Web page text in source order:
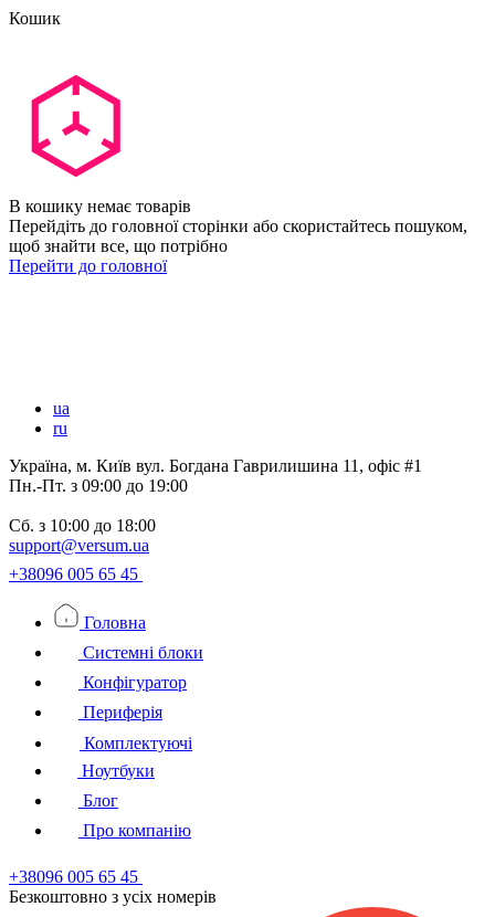
Кошик
В кошику немає товарів
Перейдіть до головної сторінки або скористайтесь пошуком,
щоб знайти все, що потрібно
Перейти до головної
ua
ru
Україна, м. Київ вул. Богдана Гаврилишина 11, офіс #1
Пн.-Пт. з 09:00 до 19:00
Сб. з 10:00 до 18:00
support@versum.ua
+38096 005 65 45
Головна
Системні блоки
Конфігуратор
Периферія
Комплектуючі
Ноутбуки
Блог
Про компанію
+38096 005 65 45
Безкоштовно з усiх номерiв